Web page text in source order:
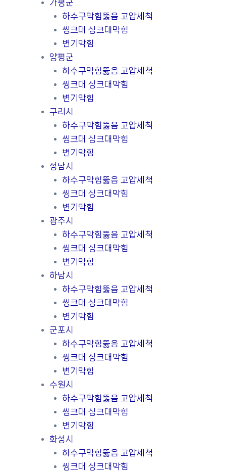
가평군
하수구막힘뚫음 고압세척
씽크대 싱크대막힘
변기막힘
양평군
하수구막힘뚫음 고압세척
씽크대 싱크대막힘
변기막힘
구리시
하수구막힘뚫음 고압세척
씽크대 싱크대막힘
변기막힘
성남시
하수구막힘뚫음 고압세척
씽크대 싱크대막힘
변기막힘
광주시
하수구막힘뚫음 고압세척
씽크대 싱크대막힘
변기막힘
하남시
하수구막힘뚫음 고압세척
씽크대 싱크대막힘
변기막힘
군포시
하수구막힘뚫음 고압세척
씽크대 싱크대막힘
변기막힘
수원시
하수구막힘뚫음 고압세척
씽크대 싱크대막힘
변기막힘
화성시
하수구막힘뚫음 고압세척
씽크대 싱크대막힘